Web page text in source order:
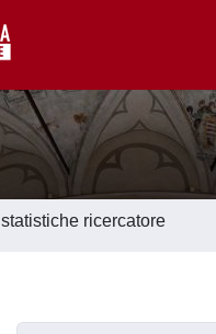
statistiche ricercatore